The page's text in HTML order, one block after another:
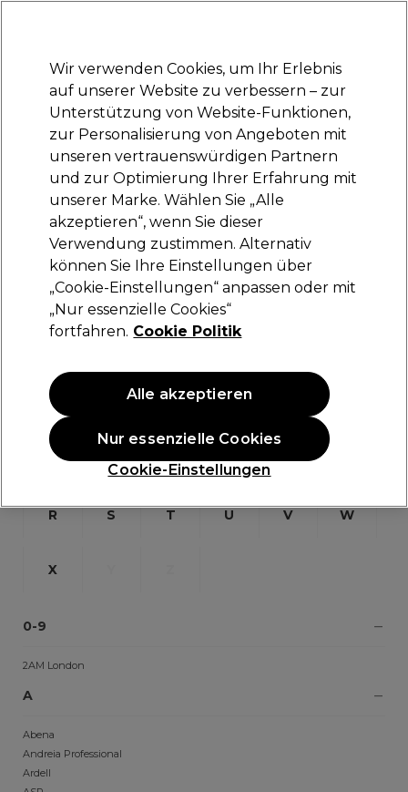
Anmelden
Marken Deals Haare Elektrogeräte Saloneinrichtung
Lieferung und Lieferzeiten
– mehr erfahren
Marken
Marken shoppen
A-Z-Verzeichnis verbergen
F
L M N O P
R S T U V W
X
0-9
2AM London
A
Abena
Andreia Professional
Ardell
Wir verwenden Cookies, um Ihr Erlebnis
auf unserer Website zu verbessern – zur
Unterstützung von Website-Funktionen,
zur Personalisierung von Angeboten mit
unseren vertrauenswürdigen Partnern
und zur Optimierung Ihrer Erfahrung mit
unserer Marke. Wählen Sie „Alle
akzeptieren“, wenn Sie dieser
Verwendung zustimmen. Alternativ
können Sie Ihre Einstellungen über
„Cookie-Einstellungen“ anpassen oder mit
„Nur essenzielle Cookies“
fortfahren. Cookie Politik
Cookie-Einstellungen
Nur essenzielle Cookies
Alle akzeptieren